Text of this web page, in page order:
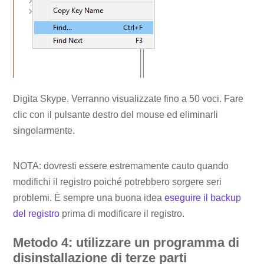
Digita Skype. Verranno visualizzate fino a 50 voci. Fare
clic con il pulsante destro del mouse ed eliminarli
singolarmente.
NOTA: dovresti essere estremamente cauto quando
modifichi il registro poiché potrebbero sorgere seri
problemi. È sempre una buona ideaeseguire il backup
del registro prima di modificare il registro.
Metodo 4: utilizzare un programma di
disinstallazione di terze parti